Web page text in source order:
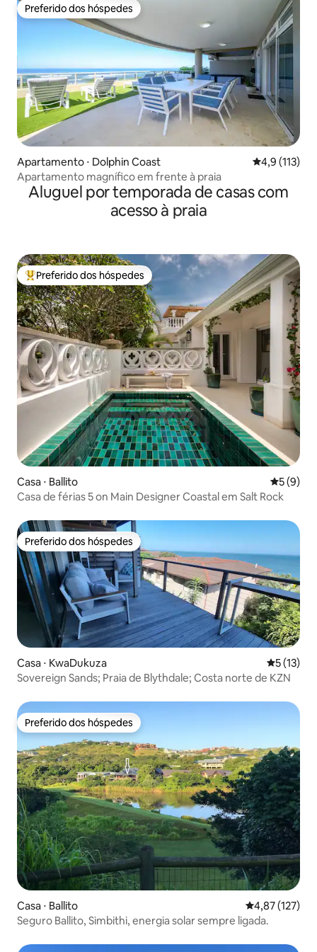
Preferido dos hóspedes
Preferido dos hóspedes
Apartamento ⋅ Dolphin Coast 4,9 de uma
4,9 (113)
Apartamento magnífico em frente à praia
Aluguel por temporada de casas com
acesso à praia
Entre os melhores preferidos dos hóspedes
Preferido dos hóspedes
Casa ⋅ Ballito 5 de
5 (9)
Casa de férias 5 on Main Designer Coastal em Salt Rock
Preferido dos hóspedes
Preferido dos hóspedes
Casa ⋅ KwaDukuza 5 de uma
5 (13)
Sovereign Sands; Praia de Blythdale; Costa norte de KZN
Preferido dos hóspedes
Preferido dos hóspedes
Casa ⋅ Ballito 4,87 de uma
4,87 (127)
Seguro Ballito, Simbithi, energia solar sempre ligada.